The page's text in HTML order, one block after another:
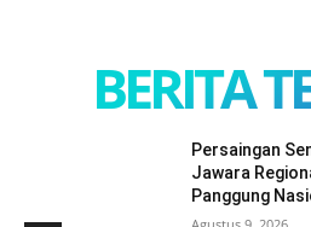
BERITA
Persaingan
Jawara
Panggung